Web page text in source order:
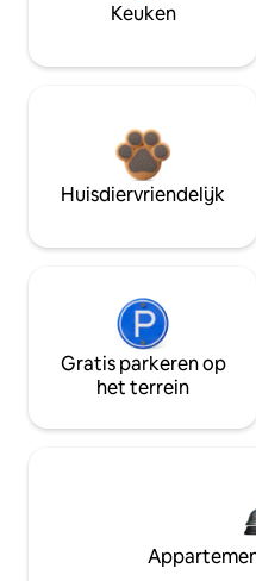
Keuken
Huisdiervriendelijk
Gratis parkeren op
het terrein